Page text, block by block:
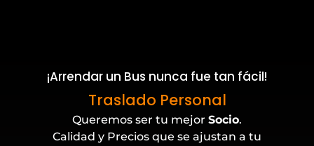
¡Arrendar un Bus nunca fue tan fácil!
Traslado Personal
Queremos ser tu mejor Socio.
Calidad y Precios que se ajustan a tu